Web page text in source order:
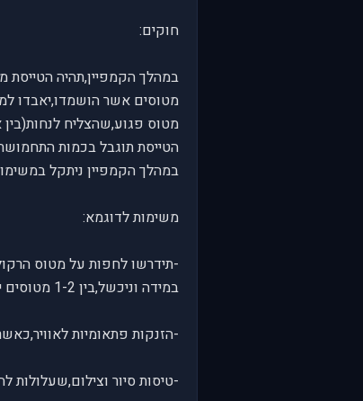
חוקים:
במהלך הקמפיין,תהיה הטייסת מוגבלת
מטוסים אשר הושמדו,יאבדו
מטוס פגוע,שהצליח
הטייסת תוגבל בכמות
במהלך הקמפיין ניתקל
משימות לדוגמא:
-תידרשו לחפות על מטוס
במידה וניכשל,בין 1-2 מטוסים יהיו מקורקעים למספר משימות.
-הזנקות פתאומיות
-טיסות סיור וצילום,שעלולות